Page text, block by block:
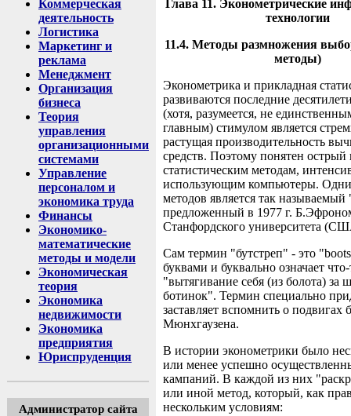
Коммерческая
деятельность
Логистика
Маркетинг и
реклама
Менеджмент
Организация
бизнеса
Теория
управления
организационными
системами
Управление
персоналом и
экономика труда
Финансы
Экономико-
математические
методы и модели
Экономическая
теория
Экономика
недвижимости
Экономика
предприятия
Юриспруденция
Администратор сайта
Глава 11. Эконометрические
технологии
11.4. Методы размножения
методы)
Эконометрика и прикладная
развиваются последние
(хотя, разумеется, не
главным) стимулом является
растущая производительность
средств. Поэтому понятен острый
статистическим методам,
использующим компьютеры.
методов является так называемый
предложенный в 1977 г.
Станфордского университета
Сам термин "бутстреп" - это
буквами и буквально означает
"вытягивание себя (из болота) за
ботинок". Термин специально
заставляет вспомнить о подвигах
Мюнхгаузена.
В истории эконометрики было
или менее успешно
кампаний. В каждой из них
или иной метод, который, как
нескольким условиям: